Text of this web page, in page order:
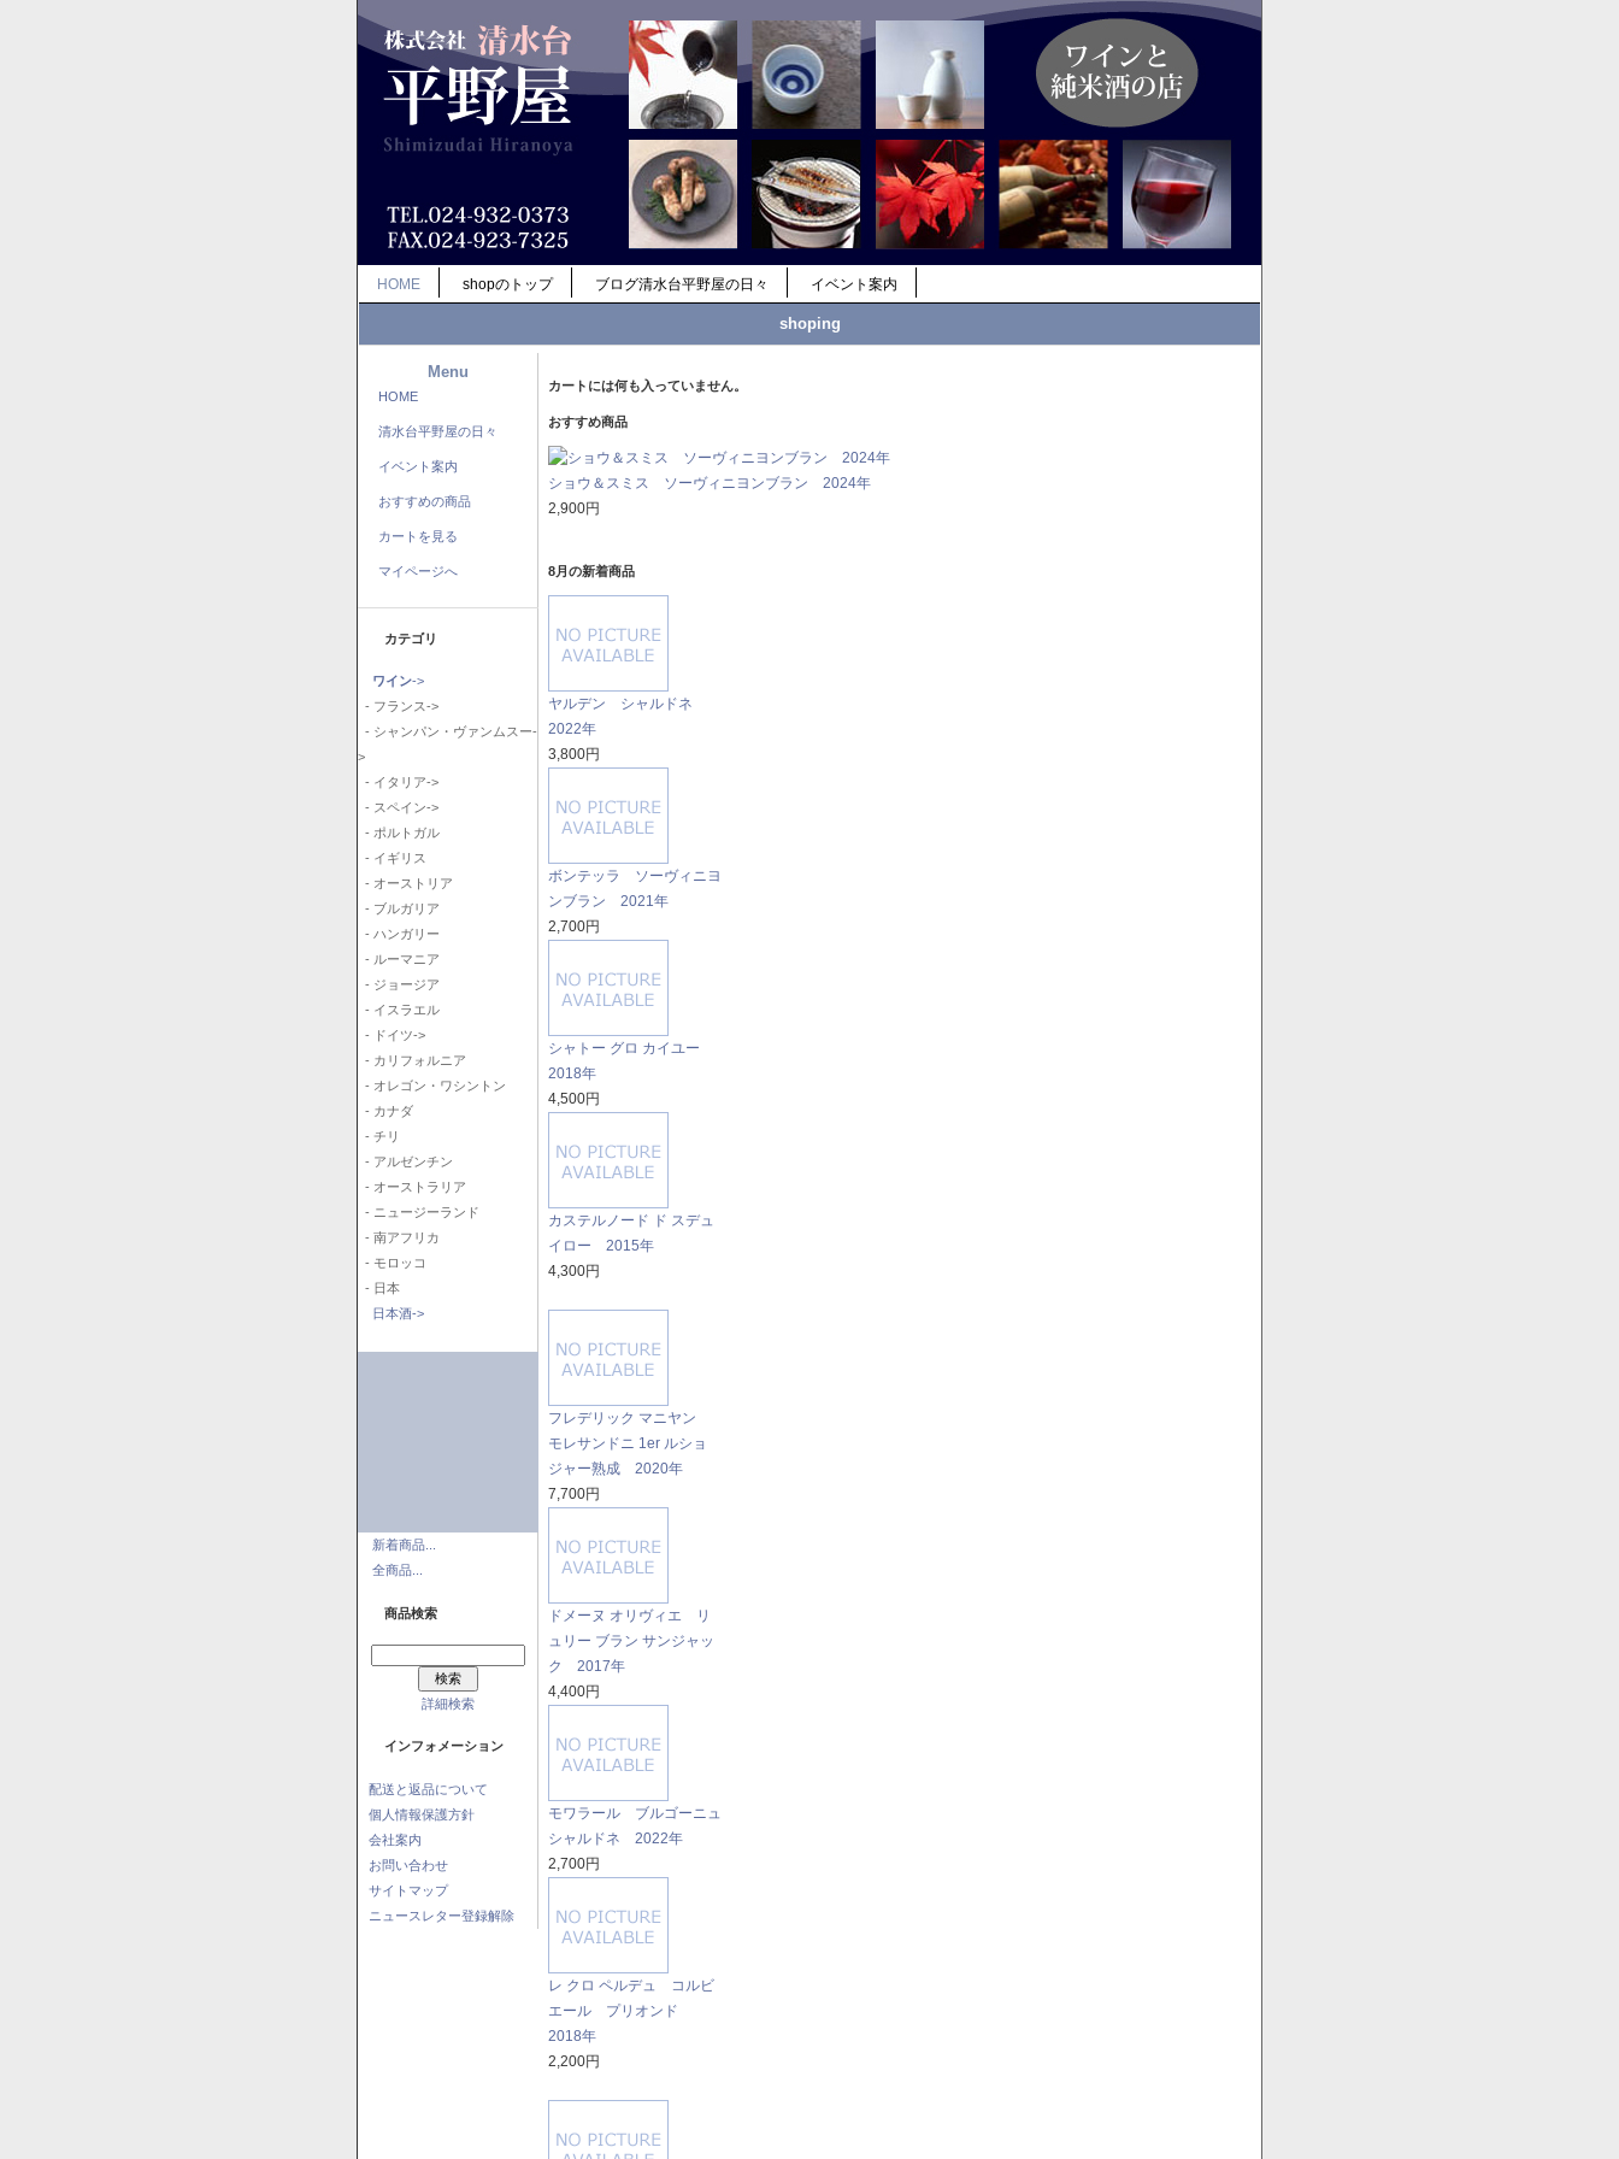
HOME shopのトップ ブログ清水台平野屋の日々 イベント案内
shoping
Menu
HOME
清水台平野屋の日々
イベント案内
おすすめの商品
カートを見る
マイページへ
カテゴリ
ワイン->
- フランス->
- シャンパン・ヴァンムスー-
>
- イタリア->
- スペイン->
- ポルトガル
- イギリス
- オーストリア
- ブルガリア
- ハンガリー
- ルーマニア
- ジョージア
- イスラエル
- ドイツ->
- カリフォルニア
- オレゴン・ワシントン
- カナダ
- チリ
- アルゼンチン
- オーストラリア
- ニュージーランド
- 南アフリカ
- モロッコ
- 日本
日本酒->
新着商品...
全商品...
商品検索
詳細検索
インフォメーション
配送と返品について
個人情報保護方針
会社案内
お問い合わせ
サイトマップ
ニュースレター登録解除
カートには何も入っていません。
おすすめ商品
ショウ＆スミス ソーヴィニヨンブラン 2024年
2,900円
8月の新着商品
ヤルデン シャルドネ
2022年
3,800円
ボンテッラ ソーヴィニヨ
ンブラン 2021年
2,700円
シャトー グロ カイユー
2018年
4,500円
カステルノード ド スデュ
イロー 2015年
4,300円
フレデリック マニヤン
モレサンドニ 1er ルショ
ジャー熟成 2020年
7,700円
ドメーヌ オリヴィエ リ
ュリー ブラン サンジャッ
ク 2017年
4,400円
モワラール ブルゴーニュ
シャルドネ 2022年
2,700円
レ クロ ペルデュ コルビ
エール プリオンド
2018年
2,200円